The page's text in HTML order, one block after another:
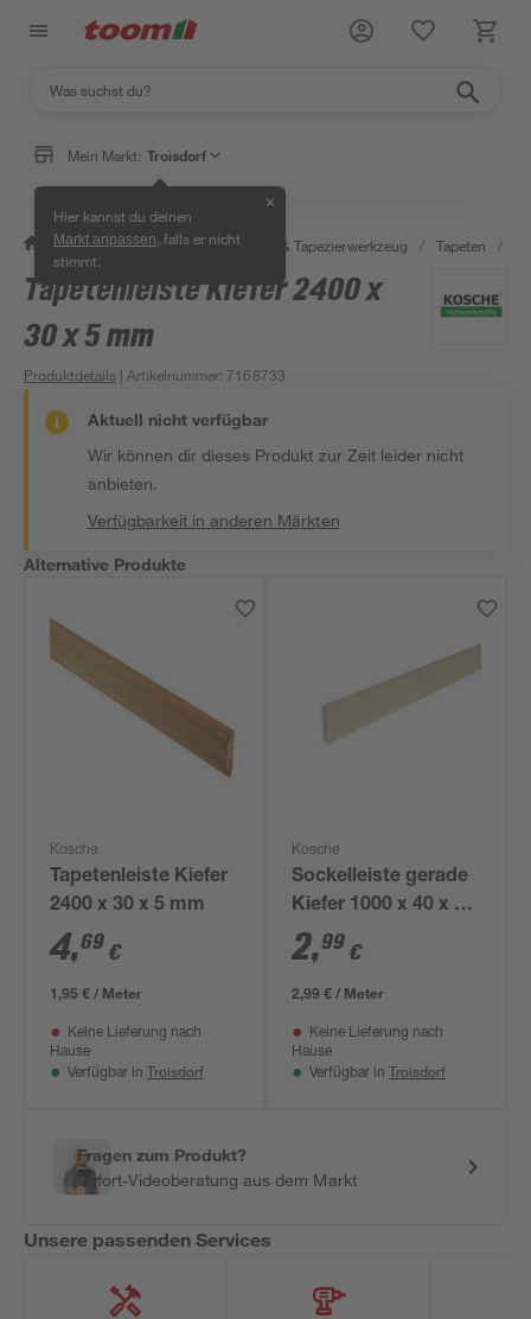
Mein Markt: Troisdorf
Hier kannst du deinen
Markt anpassen , falls er nicht
stimmt.
✕
/ Wohnen & Haushalt / Tapeten & Tapezierwerkzeug / Tapeten /
Tapetenleiste Kiefer 2400 x
30 x 5 mm
Produktdetails | Artikelnummer: 7168733
Aktuell nicht verfügbar
Wir können dir dieses Produkt zur Zeit leider nicht
anbieten.
Verfügbarkeit in anderen Märkten
Alternative Produkte
Kosche
Tapetenleiste Kiefer
2400 x 30 x 5 mm
4,69 €
1,95 € / Meter
Keine Lieferung nach
Hause
Verfügbar in Troisdorf
Kosche
Sockelleiste gerade
Kiefer 1000 x 40 x 5
mm
2,99 €
2,99 € / Meter
Keine Lieferung nach
Hause
Verfügbar in Troisdorf
Fragen zum Produkt?
Sofort-Videoberatung aus dem Markt
Unsere passenden Services